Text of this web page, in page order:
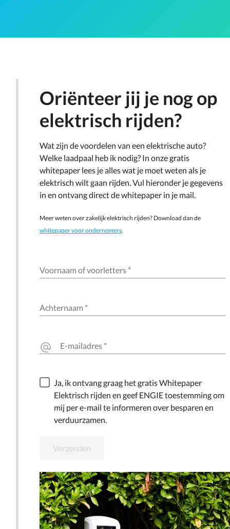
Oriënteer jij je nog op
elektrisch rijden?
Wat zijn de voordelen van een elektrische auto?
Welke laadpaal heb ik nodig? In onze gratis
whitepaper lees je alles wat je moet weten als je
elektrisch wilt gaan rijden. Vul hieronder je gegevens
in en ontvang direct de whitepaper in je mail.
Meer weten over zakelijk elektrisch rijden? Download dan de
whitepaper voor ondernemers.
Voornaam of voorletters *
Achternaam *
alternate_email E-mailadres *
Ja, ik ontvang graag het gratis Whitepaper
Elektrisch rijden en geef ENGIE toestemming om
mij per e-mail te informeren over besparen en
verduurzamen.
Verzenden